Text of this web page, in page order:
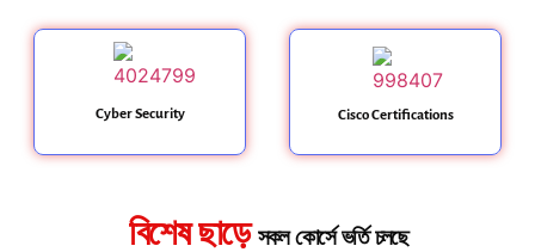
Cyber Security Cisco Certifications
বিশেষ ছাড়েসকল কোর্সে ভর্তি চলছে